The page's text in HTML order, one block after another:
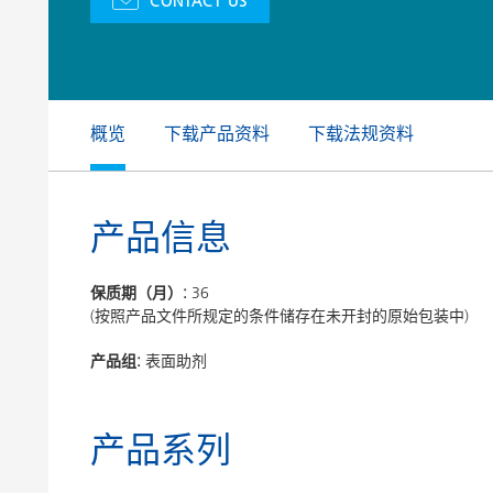
膨润土催化剂
概览 下载产品资料 下载法规资料
产品信息
保质期（月）: 36
(按照产品文件所规定的条件储存在未开封的原始包装中)
产品组: 表面助剂
产品系列